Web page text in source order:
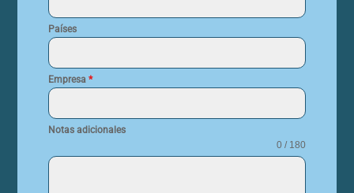
Países
Empresa *
Notas adicionales
0 / 180